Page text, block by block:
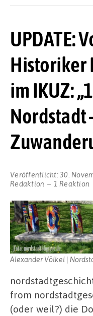
UPDATE:
Historiker
im IKUZ:
Nordstadt
Veröffentlicht:30.
Redaktion
1 Reaktion
Alexander Völkel |
from
(oder weil?) die